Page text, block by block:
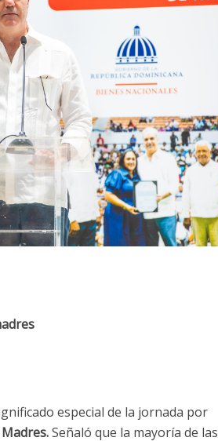
especial de la jornada por
Señaló que la mayoría de las